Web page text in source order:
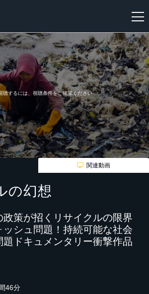
新
規
登
録
聴するには、視聴条件をご確認ください
関連動画
の幻想
政策が招くリサイクルの限界
ッシュ問題！持続可能な社会
題ドキュメンタリー衝撃作品
46分